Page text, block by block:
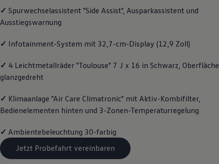
Motorenöl und Flüssigkeiten
Räder und Reifen
Pannen- und Unfallhilfe
Volkswagen Teile
Modellspezifisches Zubehör
Schutz und Pflege
Individualisieren
Wallbox und Ladekabel
Digitale Extras
Volkswagen Apps, Login und Shop
Handy und Fahrzeug verbinden
Updates für Software, Karten und Radio
Über Ihr Auto
✓ Spurwechselassistent "Side Assist", Ausparkassistent und
Ausstiegswarnung
✓ Infotainment-System mit 32,7-cm-Display (12,9 Zoll)
✓ 4 Leichtmetallräder "Toulouse" 7 J x 16 in Schwarz, Oberfläche
glanzgedreht
✓ Klimaanlage "Air Care Climatronic" mit Aktiv-Kombifilter,
Bedienelementen hinten und 3-Zonen-Temperaturregelung
✓ Ambientebeleuchtung 30-farbig
Jetzt Probefahrt vereinbaren